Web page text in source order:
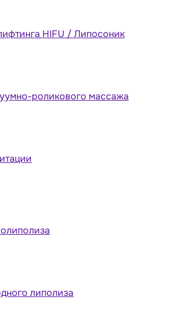
HIFU / Липосоник
роликового массажа
липолиза